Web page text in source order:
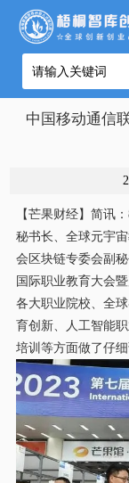
中国移动通信
【芒果财经】简讯
秘书长、全球元宇
会区块链专委会副
国际职业教育大会
各大职业院校、全
育创新、人工智能
培训等方面做了仔细